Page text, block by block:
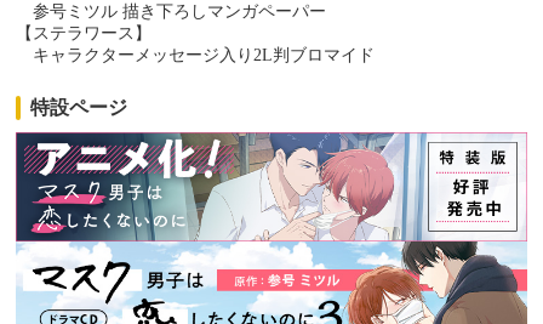
参号ミツル 描き下ろしマンガペーパー
【ステラワース】
キャラクターメッセージ入り2L判ブロマイド
特設ページ